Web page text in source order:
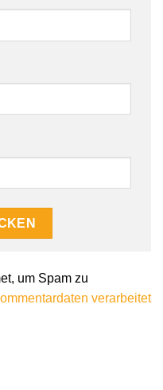
um Spam zu
verarbeitet